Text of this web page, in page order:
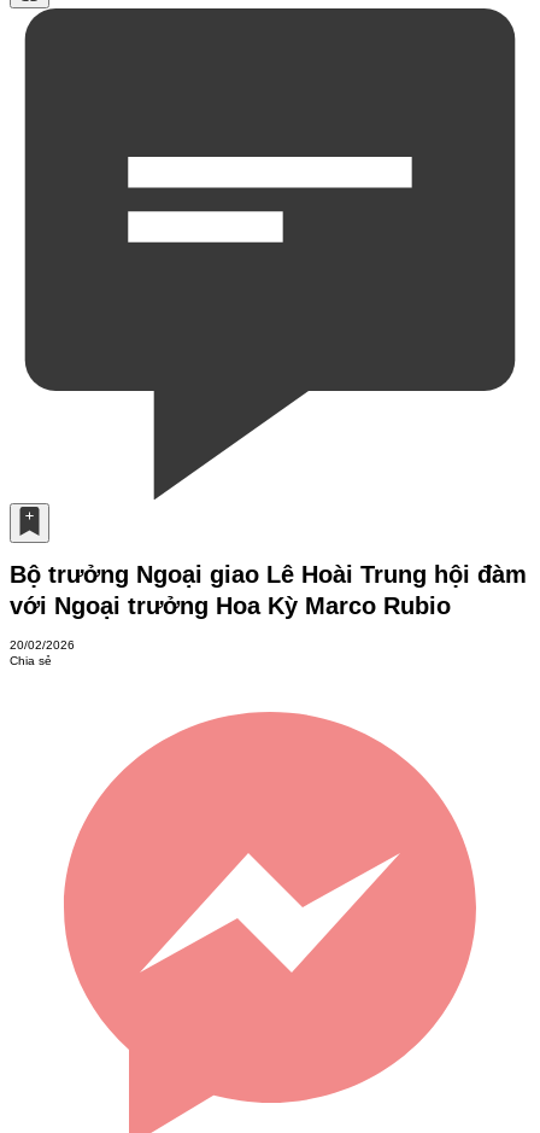
Bộ trưởng Ngoại giao Lê Hoài Trung hội đàm
với Ngoại trưởng Hoa Kỳ Marco Rubio
20/02/2026
Chia sẻ